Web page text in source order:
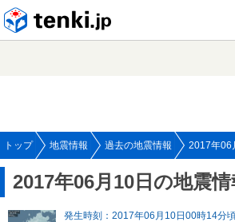
トップ 地震情報 過去の地震情報 2017年06
2017年06月10日の地震情
発生時刻：2017年06月10日00時14分